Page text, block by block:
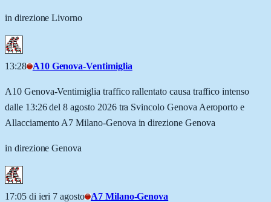
in direzione Livorno
13:28 A10 Genova-Ventimiglia
A10 Genova-Ventimiglia traffico rallentato causa traffico intenso
dalle 13:26 del 8 agosto 2026 tra Svincolo Genova Aeroporto e
Allacciamento A7 Milano-Genova in direzione Genova
in direzione Genova
17:05 di ieri 7 agosto A7 Milano-Genova